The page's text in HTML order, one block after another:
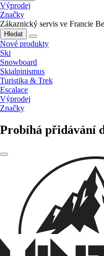
Výprodej
Značky
Zákaznický servis ve Francie
Hledat
Nové produkty
Ski
Snowboard
Skialpinismus
Turistika & Trek
Escalace
Výprodej
Značky
Probíhá přidávání